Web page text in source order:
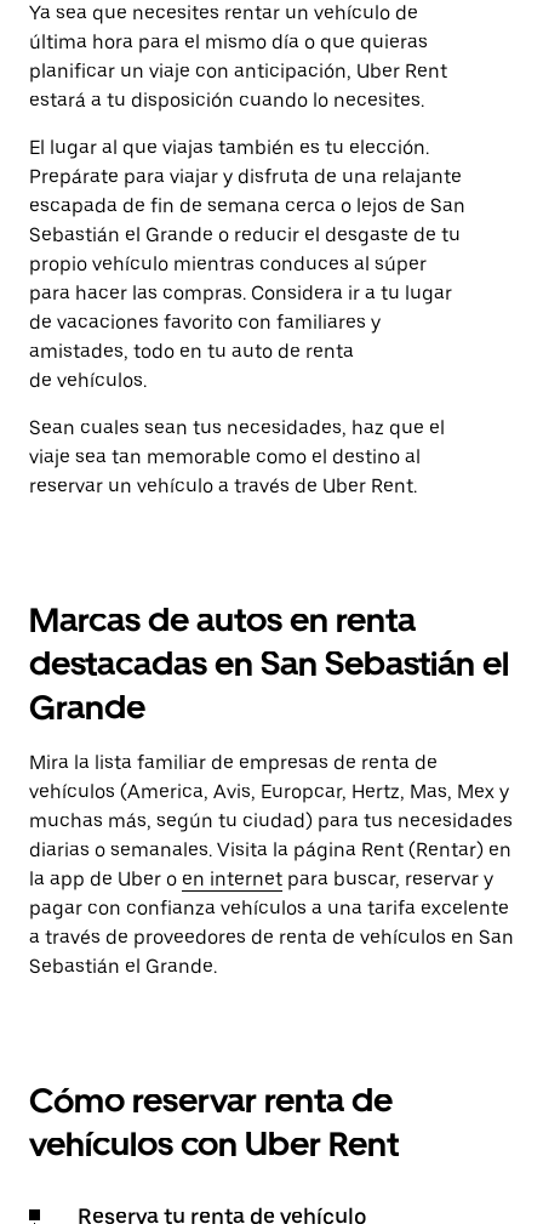
Ya sea que necesites rentar un vehículo de
última hora para el mismo día o que quieras
planificar un viaje con anticipación, Uber Rent
estará a tu disposición cuando lo necesites.
El lugar al que viajas también es tu elección.
Prepárate para viajar y disfruta de una relajante
escapada de fin de semana cerca o lejos de San
Sebastián el Grande o reducir el desgaste de tu
propio vehículo mientras conduces al súper
para hacer las compras. Considera ir a tu lugar
de vacaciones favorito con familiares y
amistades, todo en tu auto de renta
de vehículos.
Sean cuales sean tus necesidades, haz que el
viaje sea tan memorable como el destino al
reservar un vehículo a través de Uber Rent.
Marcas de autos en renta
destacadas en San Sebastián el
Grande
Mira la lista familiar de empresas de renta de
vehículos (America, Avis, Europcar, Hertz, Mas, Mex y
muchas más, según tu ciudad) para tus necesidades
diarias o semanales. Visita la página Rent (Rentar) en
la app de Uber o en internet para buscar, reservar y
pagar con confianza vehículos a una tarifa excelente
a través de proveedores de renta de vehículos en San
Sebastián el Grande.
Cómo reservar renta de
vehículos con Uber Rent
Reserva tu renta de vehículo